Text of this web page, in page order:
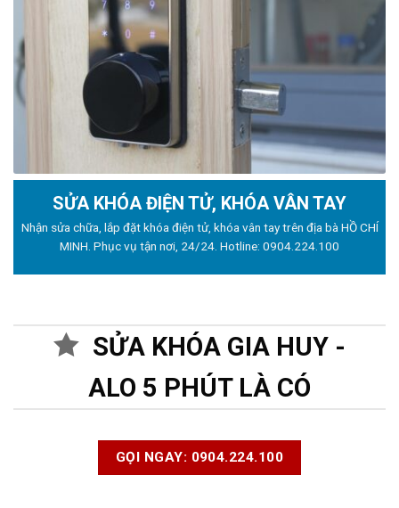
SỬA KHÓA ĐIỆN TỬ, KHÓA VÂN TAY
Nhận sửa chữa, lắp đặt khóa điện tử, khóa vân tay trên địa bà HỒ CHÍ
MINH. Phục vụ tận nơi, 24/24. Hotline: 0904.224.100
SỬA KHÓA GIA HUY -
ALO 5 PHÚT LÀ CÓ
GỌI NGAY: 0904.224.100